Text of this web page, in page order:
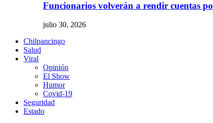
Funcionarios volverán a rendir cuentas
julio 30, 2026
Chilpancingo
Salud
Viral
Opinión
El Show
Humor
Covid-19
Seguridad
Estado